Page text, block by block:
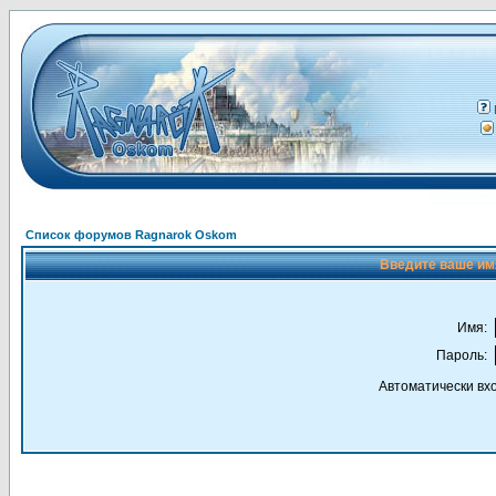
Список форумов Ragnarok Oskom
Введите ваше
Имя:
Пароль:
Автоматически